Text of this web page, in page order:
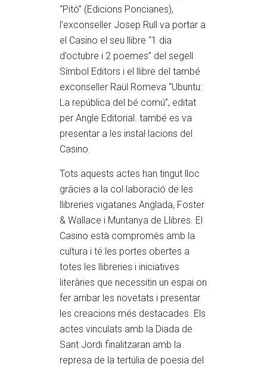
“Pitó” (Edicions Poncianes),
l’exconseller Josep Rull va portar a
el Casino el seu llibre “1 dia
d’octubre i 2 poemes” del segell
Símbol Editors i el llibre del també
exconseller Raül Romeva “Ubuntu:
La república del bé comú”, editat
per Angle Editorial. també es va
presentar a les instal·lacions del
Casino.
Tots aquests actes han tingut lloc
gràcies a la col·laboració de les
llibreries vigatanes Anglada, Foster
& Wallace i Muntanya de Llibres. El
Casino està compromès amb la
cultura i té les portes obertes a
totes les llibreries i iniciatives
literàries que necessitin un espai on
fer arribar les novetats i presentar
les creacions més destacades. Els
actes vinculats amb la Diada de
Sant Jordi finalitzaran amb la
represa de la tertúlia de poesia del